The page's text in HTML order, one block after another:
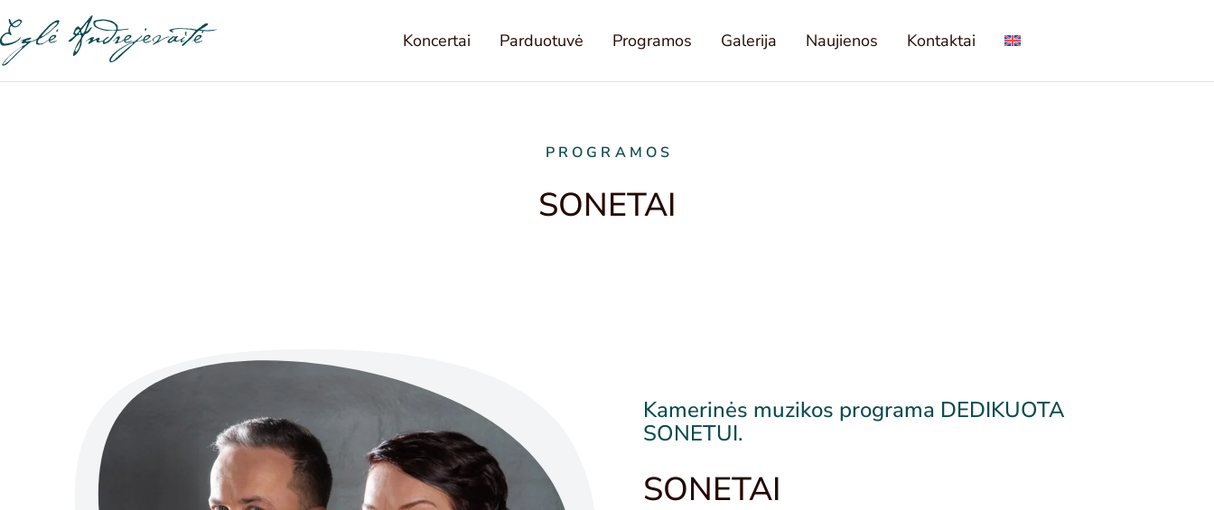
Koncertai Parduotuvė Programos Galerija Naujienos Kontaktai
PROGRAMOS
SONETAI
Kamerinės muzikos programa DEDIKUOTA
SONETUI.
SONETAI